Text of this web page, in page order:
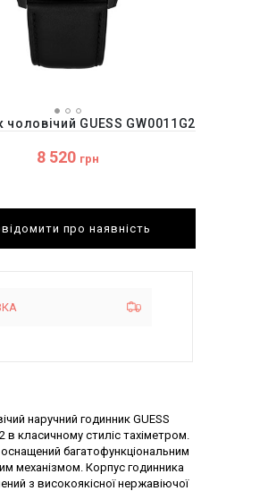
чоловічий GUESS GW0011G2
8 520 грн
про наявність
наручний годинник GUESS
в класичному стиліс тахіметром.
багатофункціональним
механізмом. Корпус годинника
з високоякісної нержавіючої